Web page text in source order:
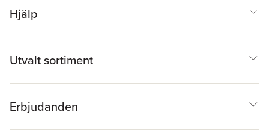
Hjälp
Utvalt sortiment
Erbjudanden